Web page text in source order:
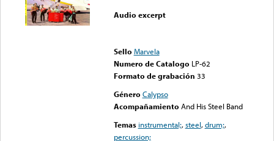
Audio excerpt
Sello Marvela
Numero de Catalogo LP-62
Formato de grabación 33
Género Calypso
Acompañamiento And His Steel Band
Temas instrumental;,steel,drum;,
percussion;